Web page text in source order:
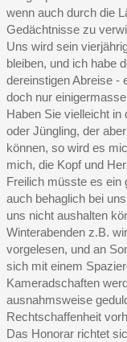
wenn auch durch die
Gedächtnisse zu
Uns wird sein
bleiben, und ich habe
dereinstigen Abreise -
doch nur
Haben Sie vielleicht in
oder Jüngling, der
können, so wird es
mich, die Kopf und
Freilich müsste es ein
auch behaglich bei
uns nicht aushalten
Winterabenden z.B.
vorgelesen, und an
sich mit einem
Kameradschaften
ausnahmsweise
Rechtschaffenheit
Das Honorar richtet